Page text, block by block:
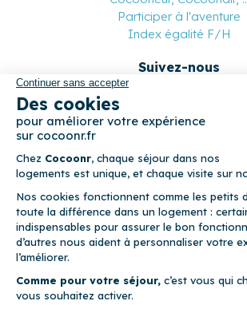
Participer à l'aventure
Index égalité F/H
Suivez-nous
location–CGU – Politique de